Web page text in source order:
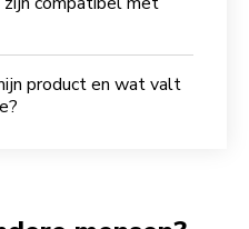
product en wat valt